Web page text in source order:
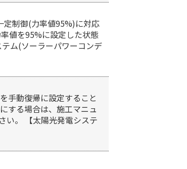
制御(力率値95%)に対応
値を95%に設定した状態
ム(ソーラーパワーコンデ
手動復帰に設定すること
する場合は、施工マニュ
い。 【太陽光発電システ